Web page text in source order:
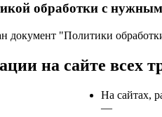
обработки с
документ "Политики
на сайте всех
На сайтах,
—